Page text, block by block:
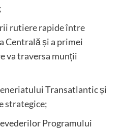
rutiere rapide între
Centrală și a primei
va traversa munții
Transatlantic și
strategice;
Programului